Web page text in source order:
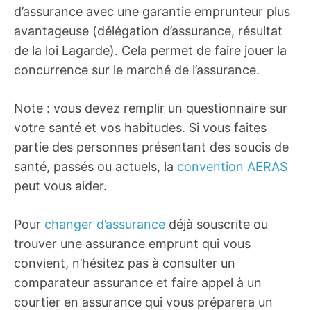
d’assurance avec une garantie emprunteur plus
avantageuse (délégation d’assurance, résultat
de la loi Lagarde). Cela permet de faire jouer la
concurrence sur le marché de l’assurance.
Note : vous devez remplir un questionnaire sur
votre santé et vos habitudes. Si vous faites
partie des personnes présentant des soucis de
santé, passés ou actuels, la convention AERAS
peut vous aider.
Pour changer d’assurance déjà souscrite ou
trouver une assurance emprunt qui vous
convient, n’hésitez pas à consulter un
comparateur assurance et faire appel à un
courtier en assurance qui vous préparera un